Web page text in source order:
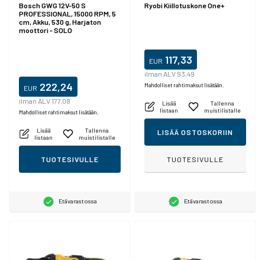
Bosch GWG 12V-50 S
PROFESSIONAL, 15000 RPM, 5
cm, Akku, 530 g, Harjaton
moottori - SOLO
EUR 222,24
ilman ALV 177,08
Mahdolliset rahtimaksut lisätään.
Lisää
listaan
Tallenna
muistilistalle
TUOTESIVULLE
Etävarastossa
Ryobi Kiillotuskone One+
EUR 117,33
ilman ALV 93,49
Mahdolliset rahtimaksut lisätään.
Lisää
listaan
Tallenna
muistilistalle
LISÄÄ OSTOSKORIIN
TUOTESIVULLE
Etävarastossa